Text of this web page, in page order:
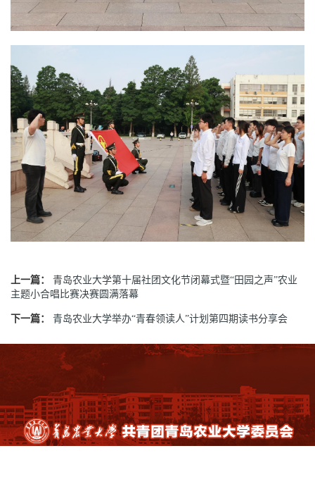
上一篇：
青岛农业大学第十届社团文化节闭幕式暨“田园之声”农业
主题小合唱比赛决赛圆满落幕
下一篇： 青岛农业大学举办“青春领读人”计划第四期读书分享会